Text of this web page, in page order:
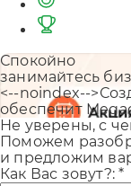
Спокойно
занимайтесь
<--noindex--
обеспечит
Не уверены, с
Поможем
и предложим
Как Вас зовут?:*